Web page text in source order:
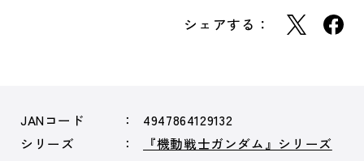
シェアする：
JANコード
4947864129132
シリーズ
『機動戦士ガンダム』シリーズ